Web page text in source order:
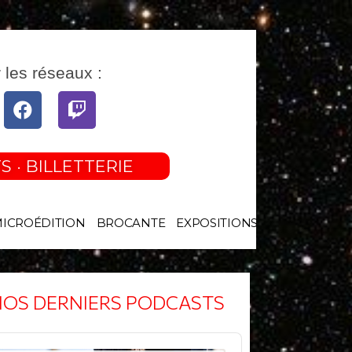
réseaux :
FacebookTwitch
· BILLETTERIE
BROCANTE EXPOSITIONS
DERNIERS PODCASTS